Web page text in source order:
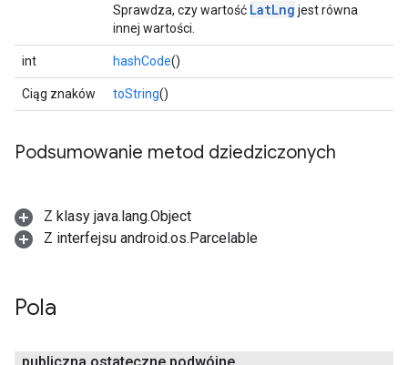
Sprawdza, czy wartość LatLng jest równa
innej wartości.
int hashCode()
Ciąg znaków toString()
Podsumowanie metod dziedziczonych
Z klasy java.lang.Object
Z interfejsu android.os.Parcelable
Pola